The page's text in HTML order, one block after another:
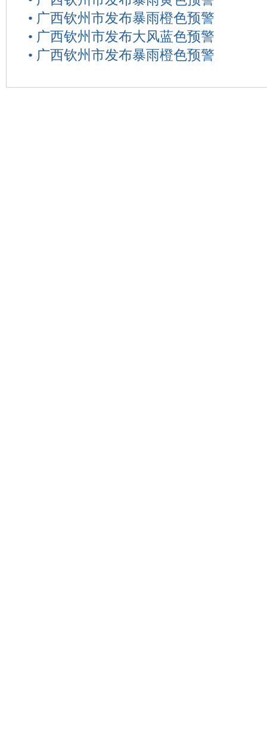
• 广西钦州市发布暴雨橙色预警
• 广西钦州市发布大风蓝色预警
• 广西钦州市发布暴雨橙色预警